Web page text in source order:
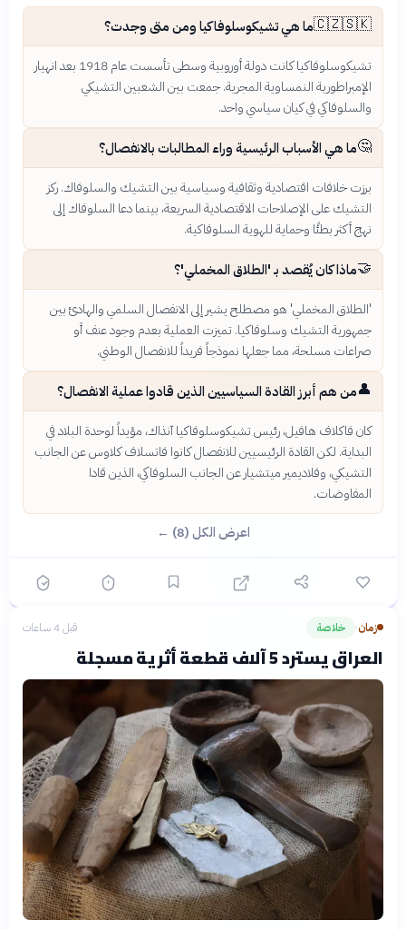
🇨🇿🇸🇰ما هي تشيكوسلوفاكيا ومن متى وجدت؟
تشيكوسلوفاكيا كانت دولة أوروبية وسطى تأسست عام 1918 بعد انهيار
الإمبراطورية النمساوية المجرية. جمعت بين الشعبين التشيكي
والسلوفاكي في كيان سياسي واحد.
🤔ما هي الأسباب الرئيسية وراء المطالبات بالانفصال؟
برزت خلافات اقتصادية وثقافية وسياسية بين التشيك والسلوفاك. ركز
التشيك على الإصلاحات الاقتصادية السريعة، بينما دعا السلوفاك إلى
نهج أكثر بطئًا وحماية للهوية السلوفاكية.
🤝ماذا كان يُقصد بـ 'الطلاق المخملي'؟
'الطلاق المخملي' هو مصطلح يشير إلى الانفصال السلمي والهادئ بين
جمهورية التشيك وسلوفاكيا. تميزت العملية بعدم وجود عنف أو
صراعات مسلحة، مما جعلها نموذجاً فريداً للانفصال الوطني.
👤من هم أبرز القادة السياسيين الذين قادوا عملية الانفصال؟
كان فاكلاف هافيل، رئيس تشيكوسلوفاكيا آنذاك، مؤيداً لوحدة البلاد في
البداية. لكن القادة الرئيسيين للانفصال كانوا فاتسلاف كلاوس عن الجانب
التشيكي، وفلاديمير ميتشيار عن الجانب السلوفاكي، الذين قادا
المفاوضات.
اعرض الكل (8) ←
زمان› خلاصة قبل 4 ساعات
العراق يسترد 5 آلاف قطعة أثرية مسجلة